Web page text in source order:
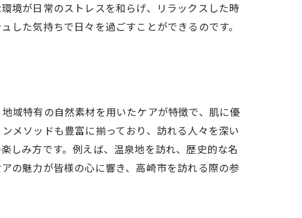
ケア
境が日常のストレスを和らげ、リラックスした時
た気持ちで日々を過ごすことができるのです。
域特有の自然素材を用いたケアが特徴で、肌に優
メソッドも豊富に揃っており、訪れる人々を深い
しみ方です。例えば、温泉地を訪れ、歴史的な名
の魅力が皆様の心に響き、高崎市を訪れる際の参